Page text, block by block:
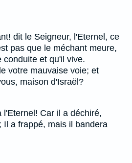
dit le Seigneur, l'Eternel, ce
pas que le méchant meure,
conduite et qu'il vive.
votre mauvaise voie; et
maison d'Israël?
l'Eternel! Car il a déchiré,
Il a frappé, mais il bandera